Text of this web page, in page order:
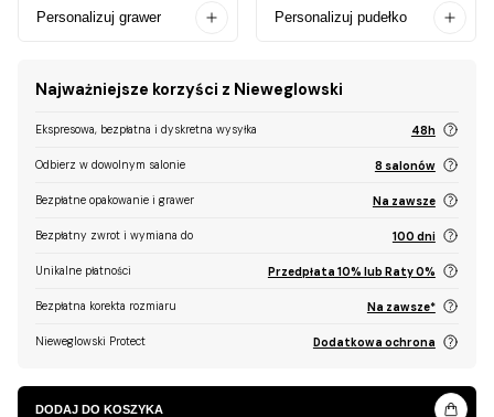
Personalizuj grawer Personalizuj pudełko
Najważniejsze korzyści z Nieweglowski
Ekspresowa, bezpłatna i dyskretna wysyłka 48h
Odbierz w dowolnym salonie 8 salonów
Bezpłatne opakowanie i grawer Na zawsze
Bezpłatny zwrot i wymiana do 100 dni
Unikalne płatności Przedpłata 10% lub Raty 0%
Bezpłatna korekta rozmiaru Na zawsze*
Nieweglowski Protect Dodatkowa ochrona
DODAJ DO KOSZYKA